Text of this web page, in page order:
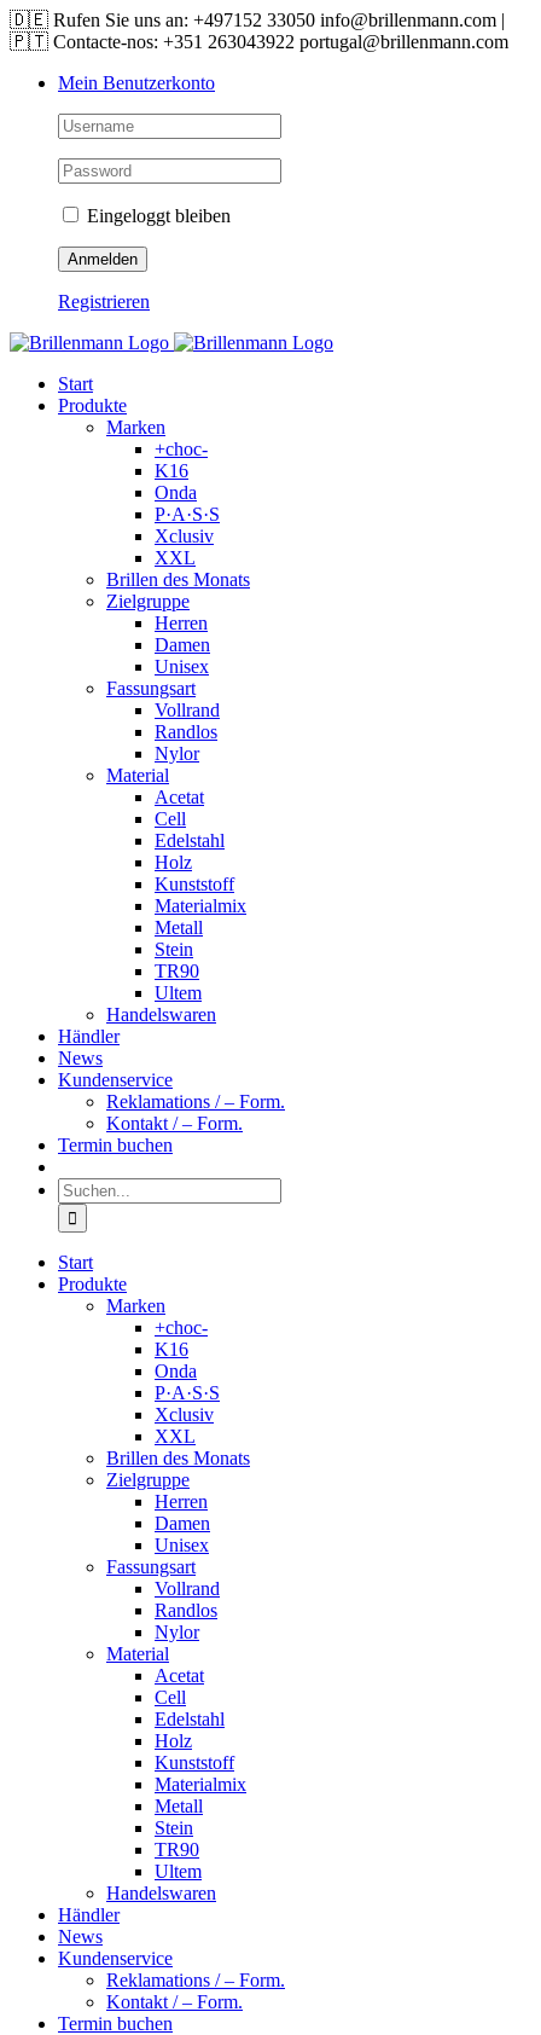
Skip
to
🇩🇪 Rufen Sie uns an: +497152 33050 info@brillenmann.com |
🇵🇹 Contacte-nos: +351 263043922 portugal@brillenmann.com
Mein Benutzerkonto
Eingeloggt bleiben
Registrieren
Start
Produkte
Marken
+choc-
K16
Onda
P·A·S·S
Xclusiv
XXL
Brillen des Monats
Zielgruppe
Herren
Damen
Unisex
Fassungsart
Vollrand
Randlos
Nylor
Material
Acetat
Cell
Edelstahl
Holz
Kunststoff
Materialmix
Metall
Stein
TR90
Ultem
Handelswaren
Händler
News
Kundenservice
Reklamations / – Form.
Kontakt / – Form.
Termin buchen
Suche
nach:
Start
Produkte
Marken
+choc-
K16
Onda
P·A·S·S
Xclusiv
XXL
Brillen des Monats
Zielgruppe
Herren
Damen
Unisex
Fassungsart
Vollrand
Randlos
Nylor
Material
Acetat
Cell
Edelstahl
Holz
Kunststoff
Materialmix
Metall
Stein
TR90
Ultem
Handelswaren
Händler
News
Kundenservice
Reklamations / – Form.
Kontakt / – Form.
Termin buchen